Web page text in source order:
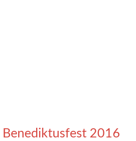
Benediktusfest 2016